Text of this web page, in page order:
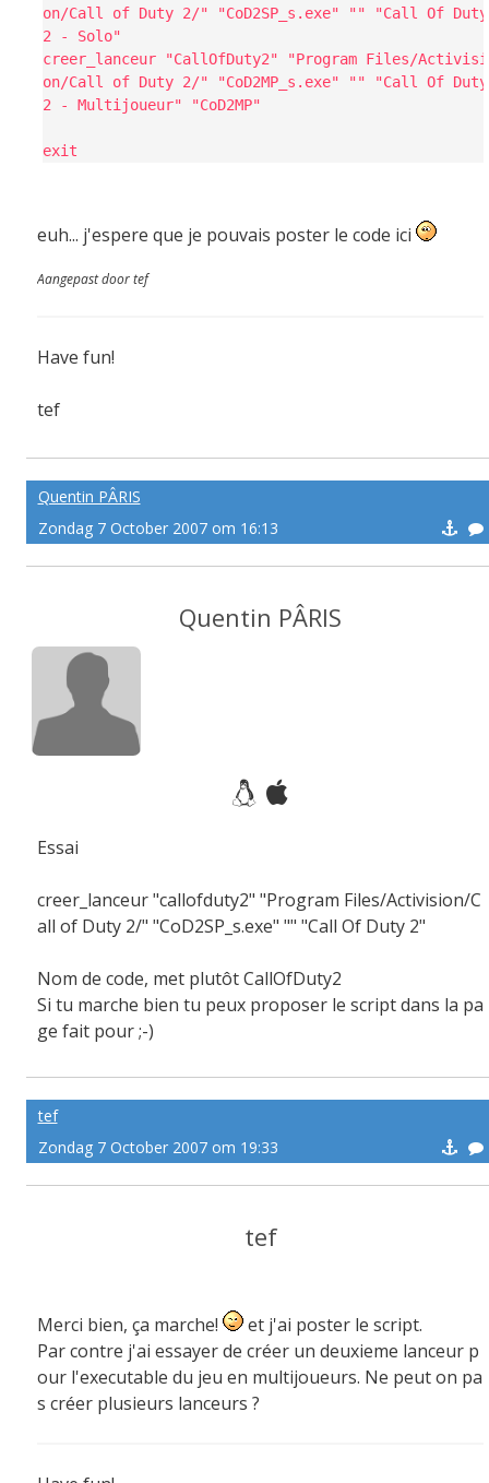
on/Call of Duty 2/" "CoD2SP_s.exe" "" "Call Of Duty
2 - Solo"
creer_lanceur "CallOfDuty2" "Program Files/Activisi
on/Call of Duty 2/" "CoD2MP_s.exe" "" "Call Of Duty
2 - Multijoueur" "CoD2MP"
exit
euh... j'espere que je pouvais poster le code ici
Aangepast door tef
Have fun!
tef
Quentin PÂRIS
Zondag 7 October 2007 om 16:13
Quentin PÂRIS
Essai
creer_lanceur "callofduty2" "Program Files/Activision/C
all of Duty 2/" "CoD2SP_s.exe" "" "Call Of Duty 2"
Nom de code, met plutôt CallOfDuty2
Si tu marche bien tu peux proposer le script dans la pa
ge fait pour ;-)
tef
Zondag 7 October 2007 om 19:33
tef
Merci bien, ça marche!
et j'ai poster le script.
Par contre j'ai essayer de créer un deuxieme lanceur p
our l'executable du jeu en multijoueurs. Ne peut on pa
s créer plusieurs lanceurs ?